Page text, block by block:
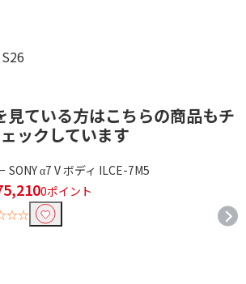
見ている方はこちらの商品もチ
ェックしています
SONY α7 V ボディ ILCE-7M5
0ポイント